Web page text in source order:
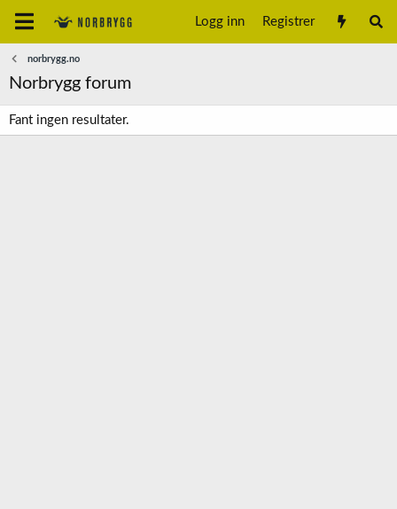
Logg inn Registrer
norbrygg.no
Norbrygg forum
Fant ingen resultater.